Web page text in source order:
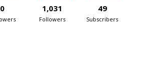
0 1,031
Followers
49
Subscribers